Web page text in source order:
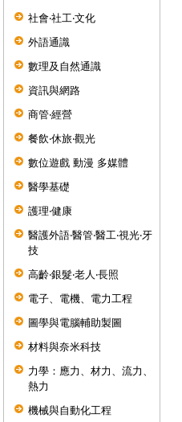
社會‧社工‧文化
外語通識
數理及自然通識
資訊與網路
商管‧經營
餐飲‧休旅‧觀光
數位遊戲 動漫 多媒體
醫學基礎
護理‧健康
醫護外語‧醫管‧醫工‧視光‧牙
技
高齡‧銀髮‧老人‧長照
電子、電機、電力工程
圖學與電腦輔助製圖
材料與奈米科技
力學：應力、材力、流力、
熱力
機械與自動化工程